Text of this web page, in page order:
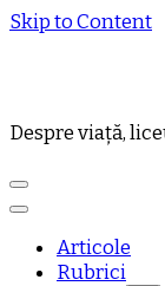
Skip to Content
Despre viață,
Articole
Rubrici